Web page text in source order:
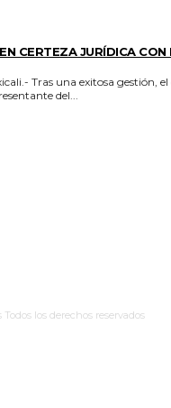
CERTEZA JURÍDICA CON
del...
los derechos reservados